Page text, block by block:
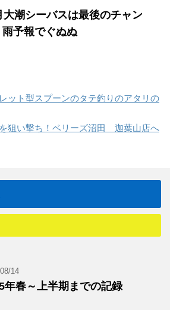
大潮シーバスは最後のチャン
雨予報でぐぬぬ
ット型スプーンのタテ釣りのアタリの
狙い撃ち！ベリーズ沼田 迦葉山店へ
14
年春～上半期までの記録